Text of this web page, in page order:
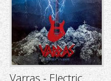
Varras - Electric